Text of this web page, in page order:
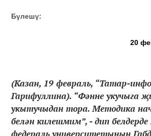
Бүлешү:
20
(Казан, 19 февраль, “Татар-
Гарифуллина). “Фәнне укучыга
укытучыдан тора. Методика
белән килешмим”, - дип белдерде